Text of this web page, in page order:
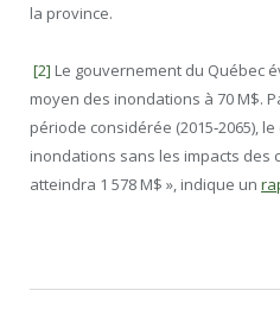
la province.
[2] Le gouvernement du Québec
moyen des inondations à 70 M$.
période considérée (2015‐2065),
inondations sans les impacts des
atteindra 1 578 M$ », indique un